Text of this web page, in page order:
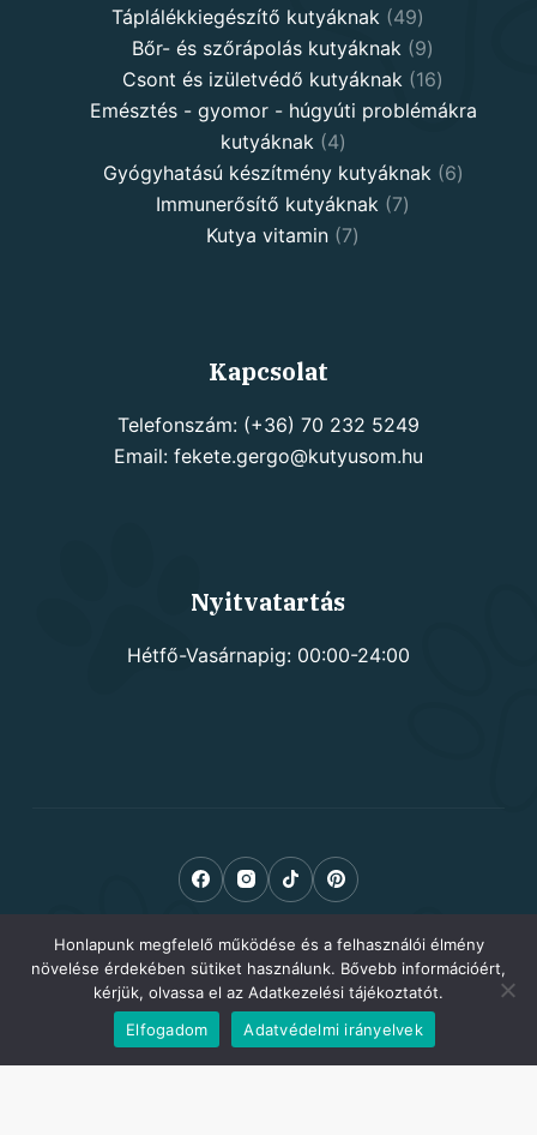
products
Táplálékkiegészítő kutyáknak 4949
products
Bőr- és szőrápolás kutyáknak 99
products
Csont és izületvédő kutyáknak 1616
products
Emésztés - gyomor - húgyúti problémákra
kutyáknak
44
products
Gyógyhatású készítmény kutyáknak 66
Immunerősítő kutyáknak 77
Kutya vitamin 77
Kapcsolat
Telefonszám: (+36) 70 232 5249
Email: fekete.gergo@kutyusom.hu
Nyitvatartás
Hétfő-Vasárnapig: 00:00-24:00
Honlapunk megfelelő működése és a felhasználói élmény
növelése érdekében sütiket használunk. Bővebb információért,
kérjük, olvassa el az Adatkezelési tájékoztatót.
Elfogadom
Adatvédelmi irányelvek